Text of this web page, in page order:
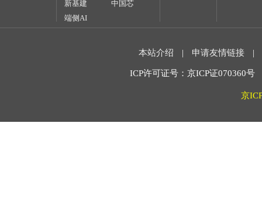
新基建
中国芯
端侧AI
本站介绍 | 申请友情链接 |
ICP许可证号：京ICP证070360
京